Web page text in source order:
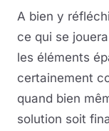
A bien y
ce qui se
les éléments
certainement
quand bien
solution soit